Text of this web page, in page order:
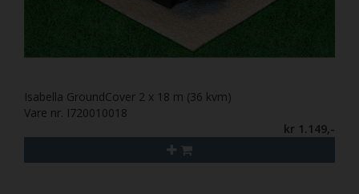
Isabella GroundCover 2 x 18 m (36 kvm)
Vare nr. I720010018
kr 1.149,-